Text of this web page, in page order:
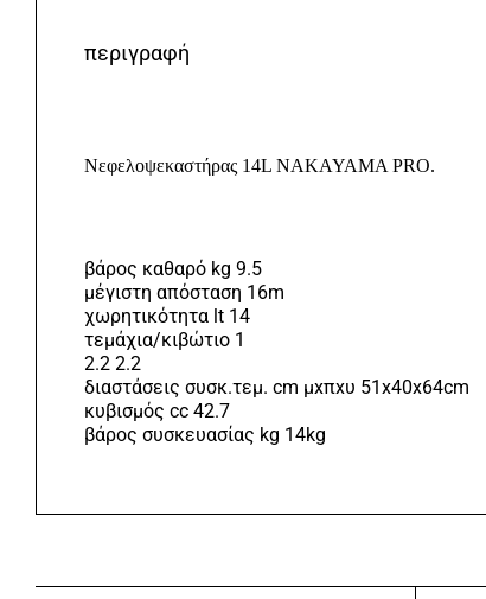
περιγραφή
Νεφελοψεκαστήρας 14L NAKAYAMA PRO.
βάρος καθαρό kg 9.5
μέγιστη απόσταση 16m
χωρητικότητα lt 14
τεμάχια/κιβώτιο 1
2.2 2.2
διαστάσεις συσκ.τεμ. cm μxπxυ 51x40x64cm
κυβισμός cc 42.7
βάρος συσκευασίας kg 14kg